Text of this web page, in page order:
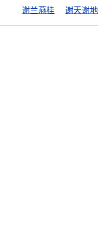
谢兰燕桂 谢天谢地